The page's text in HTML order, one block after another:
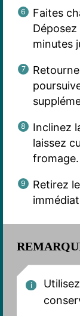
Faites
minutes
Inclinez
laissez
fromage.
Retirez